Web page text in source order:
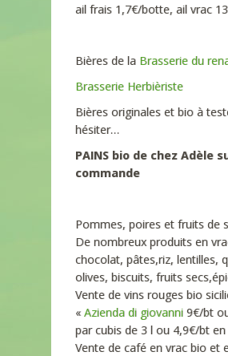
ail frais 1,7€/botte, ail vrac
Bières de la Brasserie du
Brasserie Herbièriste
Bières originales et bio à
hésiter…
PAINS bio de chez Adèle
commande
Pommes, poires et fruits de
De nombreux produits en
chocolat, pâtes,riz, lentilles,
olives, biscuits, fruits
Vente de vins rouges bio
«Azienda di giovanni 9€/bt
par cubis de 3 l ou 4,9€/bt en
Vente de café en vrac bio et